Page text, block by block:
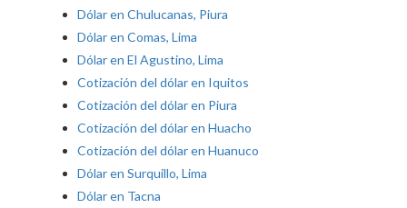
Dólar en Chulucanas, Piura
Dólar en Comas, Lima
Dólar en El Agustino, Lima
Cotización del dólar en Iquitos
Cotización del dólar en Piura
Cotización del dólar en Huacho
Cotización del dólar en Huanuco
Dólar en Surquillo, Lima
Dólar en Tacna